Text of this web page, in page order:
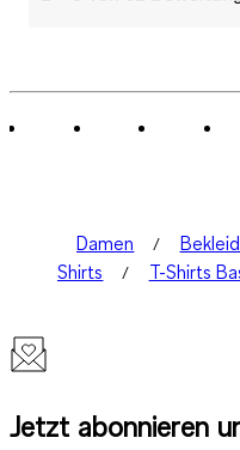
Damen
Shirts
T-Shirts
Jetzt abonnieren